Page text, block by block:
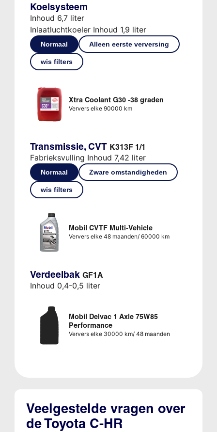
Koelsysteem
Inhoud 6,7 liter
Inlaatluchtkoeler Inhoud 1,9 liter
Normaal Alleen eerste verversing
wis filters
Xtra Coolant G30 -38 graden
Ververs elke 90000 km
Transmissie, CVT K313F 1/1
Fabrieksvulling Inhoud 7,42 liter
Normaal Zware omstandigheden
wis filters
Mobil CVTF Multi-Vehicle
Ververs elke 48 maanden/ 60000 km
Verdeelbak GF1A
Inhoud 0,4-0,5 liter
Mobil Delvac 1 Axle 75W85
Performance
Ververs elke 30000 km/ 48 maanden
Veelgestelde vragen over
de Toyota C-HR